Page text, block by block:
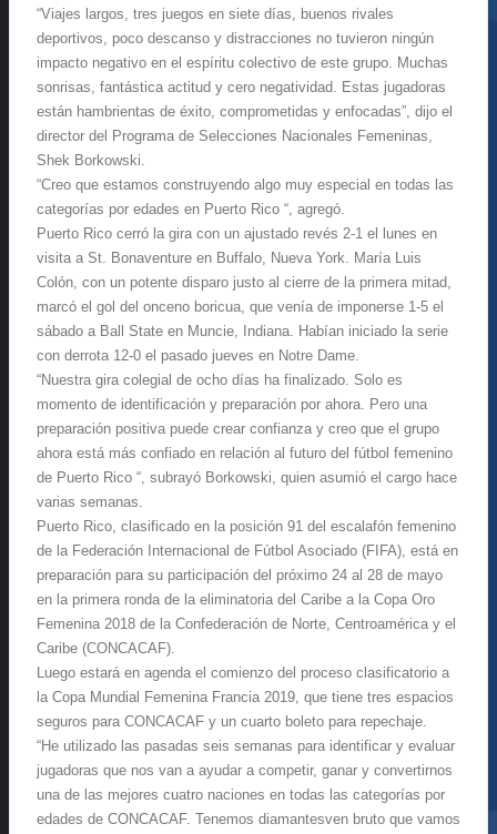
“Viajes largos, tres juegos en siete días, buenos rivales
deportivos, poco descanso y distracciones no tuvieron ningún
impacto negativo en el espíritu colectivo de este grupo. Muchas
sonrisas, fantástica actitud y cero negatividad. Estas jugadoras
están hambrientas de éxito, comprometidas y enfocadas”, dijo el
director del Programa de Selecciones Nacionales Femeninas,
Shek Borkowski.
“Creo que estamos construyendo algo muy especial en todas las
categorías por edades en Puerto Rico “, agregó.
Puerto Rico cerró la gira con un ajustado revés 2-1 el lunes en
visita a St. Bonaventure en Buffalo, Nueva York. María Luis
Colón, con un potente disparo justo al cierre de la primera mitad,
marcó el gol del onceno boricua, que venía de imponerse 1-5 el
sábado a Ball State en Muncie, Indiana. Habían iniciado la serie
con derrota 12-0 el pasado jueves en Notre Dame.
“Nuestra gira colegial de ocho días ha finalizado. Solo es
momento de identificación y preparación por ahora. Pero una
preparación positiva puede crear confianza y creo que el grupo
ahora está más confiado en relación al futuro del fútbol femenino
de Puerto Rico “, subrayó Borkowski, quien asumió el cargo hace
varias semanas.
Puerto Rico, clasificado en la posición 91 del escalafón femenino
de la Federación Internacional de Fútbol Asociado (FIFA), está en
preparación para su participación del próximo 24 al 28 de mayo
en la primera ronda de la eliminatoria del Caribe a la Copa Oro
Femenina 2018 de la Confederación de Norte, Centroamérica y el
Caribe (CONCACAF).
Luego estará en agenda el comienzo del proceso clasificatorio a
la Copa Mundial Femenina Francia 2019, que tiene tres espacios
seguros para CONCACAF y un cuarto boleto para repechaje.
“He utilizado las pasadas seis semanas para identificar y evaluar
jugadoras que nos van a ayudar a competir, ganar y convertirnos
una de las mejores cuatro naciones en todas las categorías por
edades de CONCACAF. Tenemos diamantesven bruto que vamos